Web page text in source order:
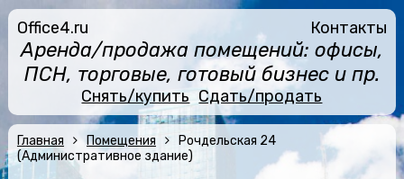
Office4.ru Контакты
Аренда/продажа помещений: офисы,
ПСН, торговые, готовый бизнес и пр.
Снять/купить Сдать/продать
Главная Помещения
Рочдельская 24
(Административное здание)